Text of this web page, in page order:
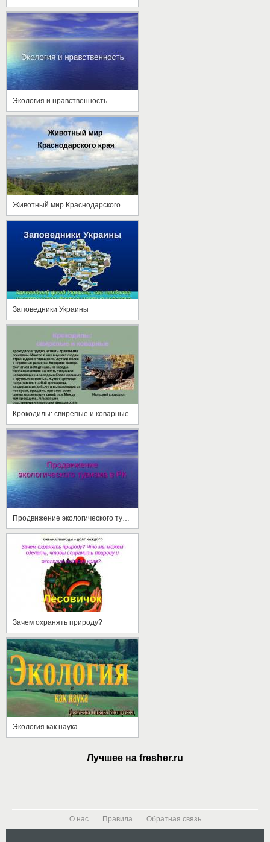
Экология и нравственность
Заповедники Украины
Крокодилы: свирепые и коварные
Зачем охранять природу?
Экология как наука
Лучшее на fresher.ru
О нас Правила Обратная связь